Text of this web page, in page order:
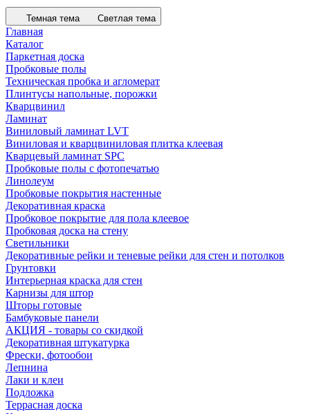
Темная тема Светлая тема
Главная
Каталог
Паркетная доска
Пробковые полы
Техническая пробка и агломерат
Плинтусы напольные, порожки
Кварцвинил
Ламинат
Виниловый ламинат LVT
Виниловая и кварцвиниловая плитка клеевая
Кварцевый ламинат SPC
Пробковые полы с фотопечатью
Линолеум
Пробковые покрытия настенные
Декоративная краска
Пробковое покрытие для пола клеевое
Пробковая доска на стену
Светильники
Декоративные рейки и теневые рейки для стен и потолков
Грунтовки
Интерьерная краска для стен
Карнизы для штор
Шторы готовые
Бамбуковые панели
АКЦИЯ - товары со скидкой
Декоративная штукатурка
Фрески, фотообои
Лепнина
Лаки и клеи
Подложка
Террасная доска